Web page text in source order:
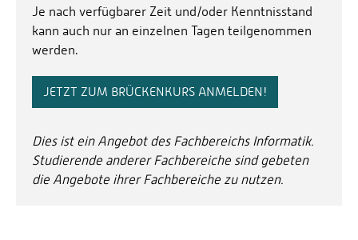
Je nach verfügbarer Zeit und/oder Kenntnisstand
kann auch nur an einzelnen Tagen teilgenommen
werden.
JETZT ZUM BRÜCKENKURS ANMELDEN!
Dies ist ein Angebot des Fachbereichs Informatik.
Studierende anderer Fachbereiche sind gebeten
die Angebote ihrer Fachbereiche zu nutzen.